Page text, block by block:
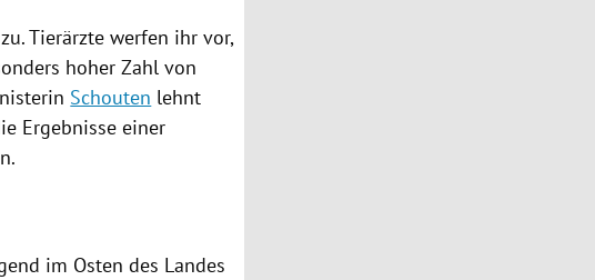
Tierärzte werfen ihr vor,
hoher Zahl von
Schouten lehnt
Ergebnisse einer
im Osten des Landes